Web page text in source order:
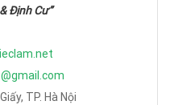
Định Cư”
TP. Hà Nội